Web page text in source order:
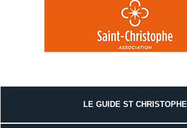
LE GUIDE ST CHRISTOPHE